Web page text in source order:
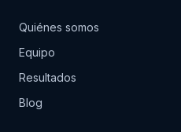
Quiénes somos
Equipo
Resultados
Blog